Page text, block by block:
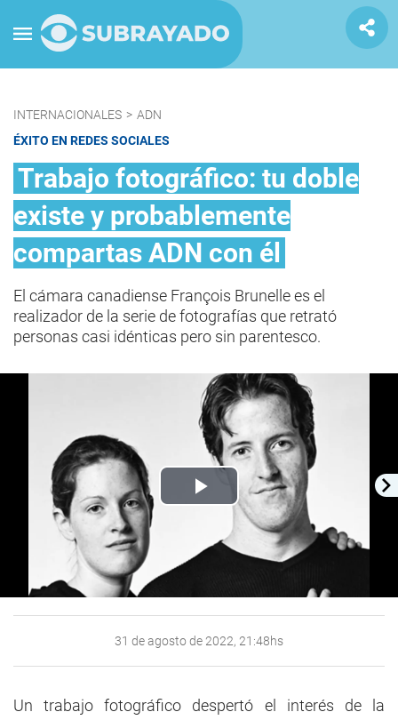
INTERNACIONALES > ADN
ÉXITO EN REDES SOCIALES
Trabajo fotográfico: tu doble
existe y probablemente
compartas ADN con él
El cámara canadiense François Brunelle es el
realizador de la serie de fotografías que retrató
personas casi idénticas pero sin parentesco.
Play
Video
31 de agosto de 2022, 21:48hs
Un trabajo fotográfico despertó el interés de la